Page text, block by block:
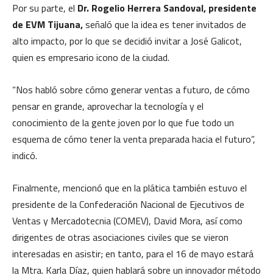
Por su parte, el Dr. Rogelio Herrera Sandoval, presidente
de EVM Tijuana,señaló que la idea es tener invitados de
alto impacto, por lo que se decidió invitar a José Galicot,
quien es empresario icono de la ciudad.
“Nos habló sobre cómo generar ventas a futuro, de cómo
pensar en grande, aprovechar la tecnología y el
conocimiento de la gente joven por lo que fue todo un
esquema de cómo tener la venta preparada hacia el futuro”,
indicó.
Finalmente, mencionó que en la plática también estuvo el
presidente de la Confederación Nacional de Ejecutivos de
Ventas y Mercadotecnia (COMEV), David Mora, así como
dirigentes de otras asociaciones civiles que se vieron
interesadas en asistir; en tanto, para el 16 de mayo estará
la Mtra. Karla Díaz, quien hablará sobre un innovador método